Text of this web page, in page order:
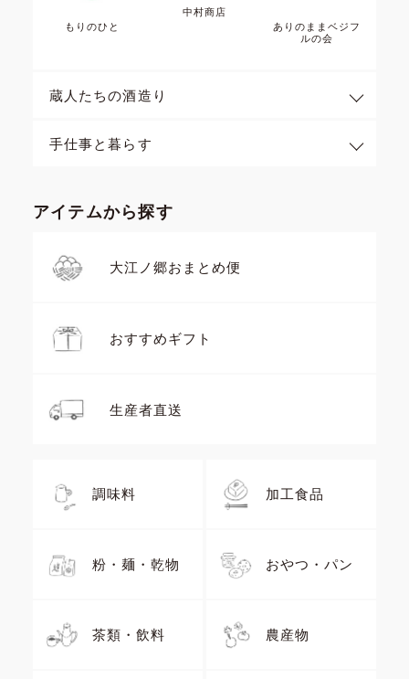
もりのひと
中村商店
ありのままベジフ
ルの会
蔵人たちの酒造り
手仕事と暮らす
アイテムから探す
大江ノ郷おまとめ便
おすすめギフト
生産者直送
調味料 加工食品
粉・麺・乾物 おやつ・パン
茶類・飲料 農産物